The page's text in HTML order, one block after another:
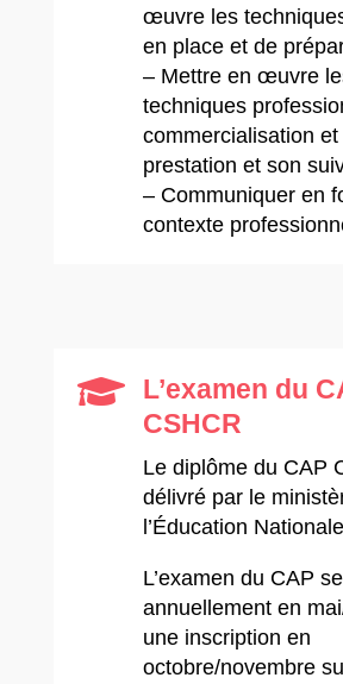
œuvre les
en place et de
– Mettre en œuvre
techniques
commercialisation
prestation et son
– Communiquer en
contexte

L’examen du
CSHCR
​Le diplôme du CAP
délivré par le
l’Éducation
L’examen du CAP
annuellement en
une inscription en
octobre/novembre